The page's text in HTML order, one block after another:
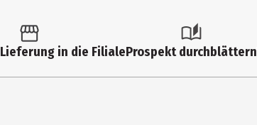
Funko Others
in die FilialeProspekt durchblättern